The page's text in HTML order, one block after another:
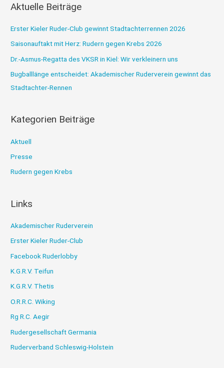
h
n
a
c
h
Aktuelle Beiträge
Erster Kieler Ruder-Club gewinnt Stadtachterrennen 2026
Saisonauftakt mit Herz: Rudern gegen Krebs 2026
Dr.-Asmus-Regatta des VKSR in Kiel: Wir verkleinern uns
Bugballlänge entscheidet: Akademischer Ruderverein gewinnt das
Stadtachter-Rennen
Kategorien Beiträge
Aktuell
Presse
Rudern gegen Krebs
Links
Akademischer Ruderverein
Erster Kieler Ruder-Club
Facebook Ruderlobby
K.G.R.V. Teifun
K.G.R.V. Thetis
O.R.R.C. Wiking
Rg R.C. Aegir
Rudergesellschaft Germania
Ruderverband Schleswig-Holstein